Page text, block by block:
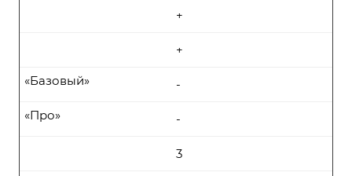
+
+
-
«Базовый»
-
«Про»
3